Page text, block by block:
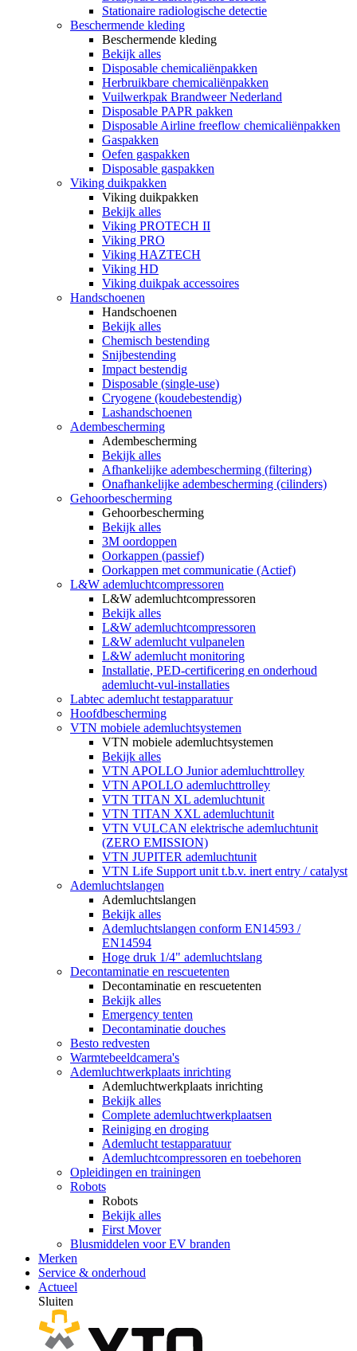
Stationaire radiologische detectie
Beschermende kleding
Beschermende kleding
Bekijk alles
Disposable chemicaliënpakken
Herbruikbare chemicaliënpakken
Vuilwerkpak Brandweer Nederland
Disposable PAPR pakken
Disposable Airline freeflow chemicaliënpakken
Gaspakken
Oefen gaspakken
Disposable gaspakken
Viking duikpakken
Viking duikpakken
Bekijk alles
Viking PROTECH II
Viking PRO
Viking HAZTECH
Viking HD
Viking duikpak accessoires
Handschoenen
Handschoenen
Bekijk alles
Chemisch bestending
Snijbestending
Impact bestendig
Disposable (single-use)
Cryogene (koudebestendig)
Lashandschoenen
Adembescherming
Adembescherming
Bekijk alles
Afhankelijke adembescherming (filtering)
Onafhankelijke adembescherming (cilinders)
Gehoorbescherming
Gehoorbescherming
Bekijk alles
3M oordoppen
Oorkappen (passief)
Oorkappen met communicatie (Actief)
L&W ademluchtcompressoren
L&W ademluchtcompressoren
Bekijk alles
L&W ademluchtcompressoren
L&W ademlucht vulpanelen
L&W ademlucht monitoring
Installatie, PED-certificering en onderhoud
ademlucht-vul-installaties
Labtec ademlucht testapparatuur
Hoofdbescherming
VTN mobiele ademluchtsystemen
VTN mobiele ademluchtsystemen
Bekijk alles
VTN APOLLO Junior ademluchttrolley
VTN APOLLO ademluchttrolley
VTN TITAN XL ademluchtunit
VTN TITAN XXL ademluchtunit
VTN VULCAN elektrische ademluchtunit
(ZERO EMISSION)
VTN JUPITER ademluchtunit
VTN Life Support unit t.b.v. inert entry / catalyst
Ademluchtslangen
Ademluchtslangen
Bekijk alles
Ademluchtslangen conform EN14593 /
EN14594
Hoge druk 1/4" ademluchtslang
Decontaminatie en rescuetenten
Decontaminatie en rescuetenten
Bekijk alles
Emergency tenten
Decontaminatie douches
Besto redvesten
Warmtebeeldcamera's
Ademluchtwerkplaats inrichting
Ademluchtwerkplaats inrichting
Bekijk alles
Complete ademluchtwerkplaatsen
Reiniging en droging
Ademlucht testapparatuur
Ademluchtcompressoren en toebehoren
Opleidingen en trainingen
Robots
Robots
Bekijk alles
First Mover
Blusmiddelen voor EV branden
Merken
Service & onderhoud
Actueel
Sluiten